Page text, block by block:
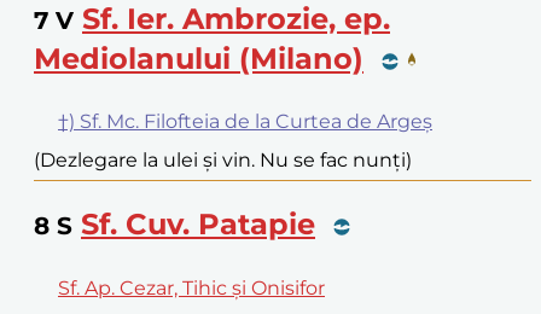
7 V Sf. Ier. Ambrozie, ep.
Mediolanului (Milano)
†) Sf. Mc. Filofteia de la Curtea de Argeș
(Dezlegare la ulei și vin. Nu se fac nunți)
8 S Sf. Cuv. Patapie
Sf. Ap. Cezar, Tihic și Onisifor